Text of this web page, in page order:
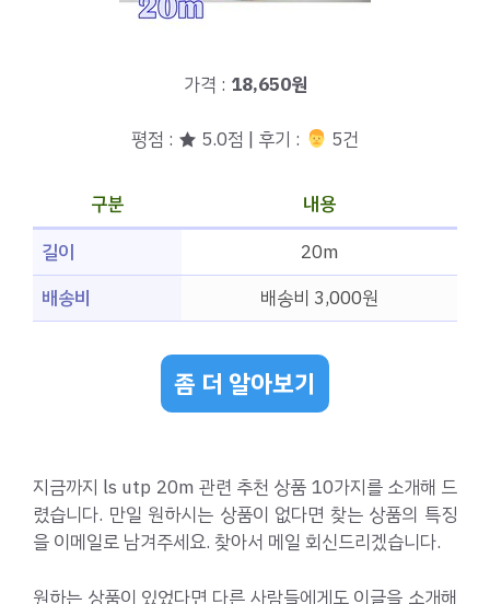
가격 : 18,650원
평점 : ★ 5.0점 | 후기 : ‍‍ 5건
구분
내용
길이
20m
배송비
배송비 3,000원
좀 더 알아보기
지금까지 ls utp 20m 관련 추천 상품 10가지를 소개해 드
렸습니다. 만일 원하시는 상품이 없다면 찾는 상품의 특징
을 이메일로 남겨주세요. 찾아서 메일 회신드리겠습니다.
원하는 상품이 있었다면 다른 사람들에게도 이글을 소개해